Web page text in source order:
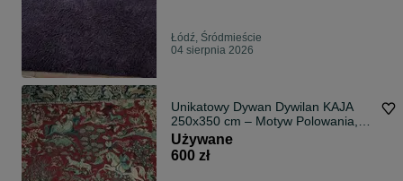
Łódź, Śródmieście
04 sierpnia 2026
Unikatowy Dywan Dywilan KAJA
250x350 cm – Motyw Polowania,
Myśliwski, Vintage, PRL
Używane
600 zł